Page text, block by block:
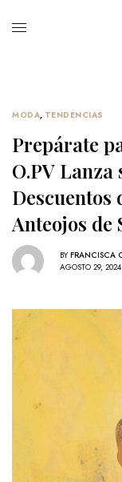
MODA, TENDENCIAS
Prepárate
O.PV Lanza
Descuentos
Anteojos de
BY FRANCISCA
AGOSTO 29, 2024